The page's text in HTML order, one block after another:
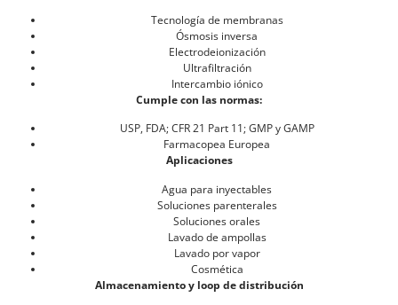
Tecnología de membranas
Ósmosis inversa
Electrodeionización
Ultrafiltración
Intercambio iónico
Cumple con las normas:
USP, FDA; CFR 21 Part 11; GMP y GAMP
Farmacopea Europea
Aplicaciones
Agua para inyectables
Soluciones parenterales
Soluciones orales
Lavado de ampollas
Lavado por vapor
Cosmética
Almacenamiento y loop de distribución